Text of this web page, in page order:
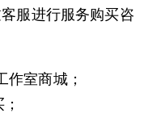
服进行服务购买咨
作室商城；